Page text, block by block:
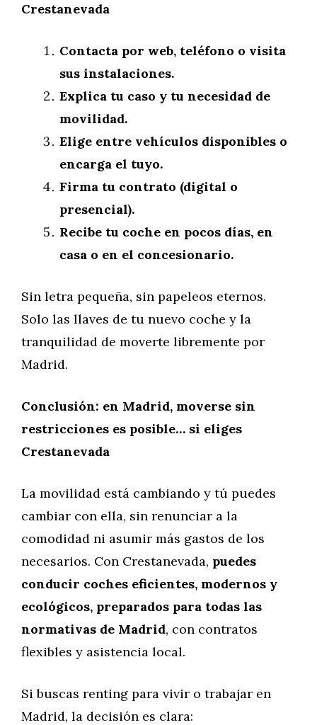
Crestanevada
Contacta por web, teléfono o visita
sus instalaciones.
Explica tu caso y tu necesidad de
movilidad.
Elige entre vehículos disponibles o
encarga el tuyo.
Firma tu contrato (digital o
presencial).
Recibe tu coche en pocos días, en
casa o en el concesionario.
Sin letra pequeña, sin papeleos eternos.
Solo las llaves de tu nuevo coche y la
tranquilidad de moverte libremente por
Madrid.
Conclusión: en Madrid, moverse sin
restricciones es posible… si eliges
Crestanevada
La movilidad está cambiando y tú puedes
cambiar con ella, sin renunciar a la
comodidad ni asumir más gastos de los
necesarios. Con Crestanevada, puedes
conducir coches eficientes, modernos y
ecológicos, preparados para todas las
normativas de Madrid, con contratos
flexibles y asistencia local.
Si buscas renting para vivir o trabajar en
Madrid, la decisión es clara: